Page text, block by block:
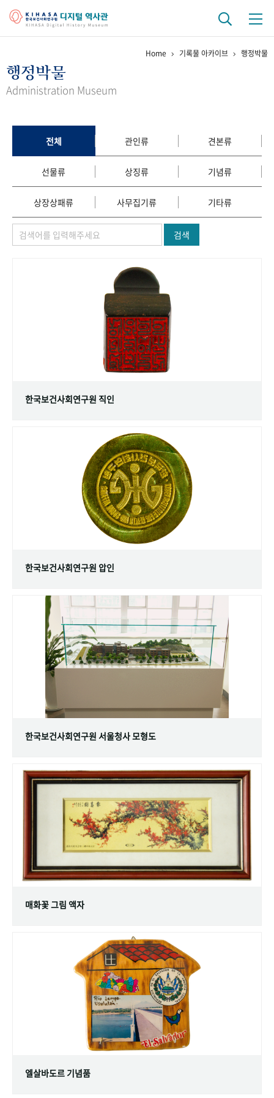
걸어온 길 기관 변천사
정책과 연구 키워드로 보는 연구 역사
연구자들
간행물 변천사
기록물 아카이브
사진 아카이브 문서 기록물 행정박물 영상 기록물
숫자로 보는 50년 50+1
Home 기록물 아카이브 행정박물
행정박물
Administration Museum
전체 관인류 견본류
선물류 상징류 기념류
상장상패류 사무집기류 기타류
검색
한국보건사회연구원 직인
한국보건사회연구원 압인
한국보건사회연구원 서울청사 모형도
매화꽃 그림 액자
엘살바도르 기념품